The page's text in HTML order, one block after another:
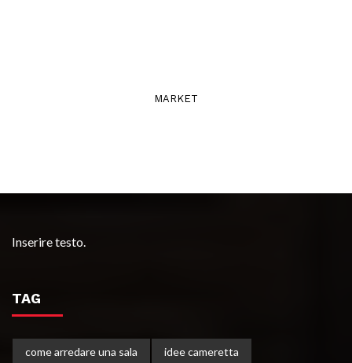
MARKET
Inserire testo.
TAG
come arredare una sala idee cameretta